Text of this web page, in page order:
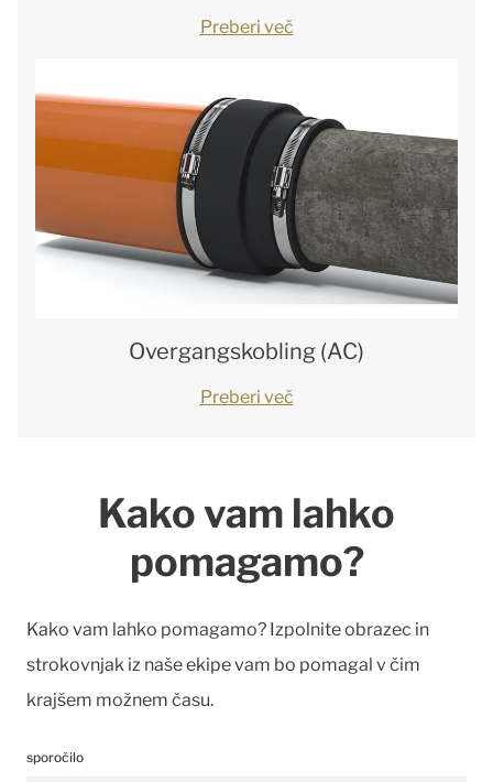
Preberi več
Overgangskobling (AC)
Preberi več
Kako vam lahko
pomagamo?
Kako vam lahko pomagamo? Izpolnite obrazec in
strokovnjak iz naše ekipe vam bo pomagal v čim
krajšem možnem času.
sporočilo